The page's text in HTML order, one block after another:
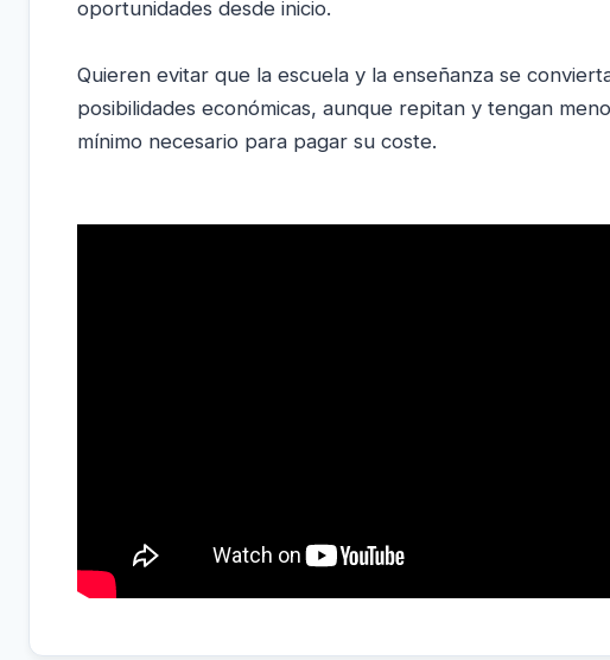
oportunidades desde inicio.
Quieren evitar que la escuela y la enseñanza se
posibilidades económicas, aunque repitan y tengan
mínimo necesario para pagar su coste.